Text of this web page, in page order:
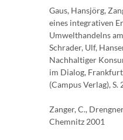
Gaus, Hansjörg,
eines integrativen
Umwelthandelns
Schrader, Ulf,
Nachhaltiger
im Dialog,
(Campus Verlag), S.
Zanger, C.,
Chemnitz 2001